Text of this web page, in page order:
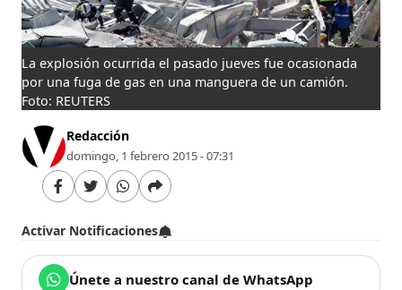
La explosión ocurrida el pasado jueves fue ocasionada
por una fuga de gas en una manguera de un camión.
Foto: REUTERS
Redacción
domingo, 1 febrero 2015 - 07:31
Activar Notificaciones
Únete a nuestro canal de WhatsApp